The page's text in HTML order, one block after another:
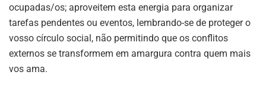
ocupadas/os; aproveitem esta energia para organizar
tarefas pendentes ou eventos, lembrando-se de proteger o
vosso círculo social, não permitindo que os conflitos
externos se transformem em amargura contra quem mais
vos ama.